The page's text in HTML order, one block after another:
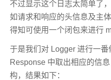
不过显示这个日志太简单了
如请求和响应的头信息及主
得知可使用一个闭包来进行
于是我们对 Logger 进行一
Response 中取出相应的信
构，结果如下：